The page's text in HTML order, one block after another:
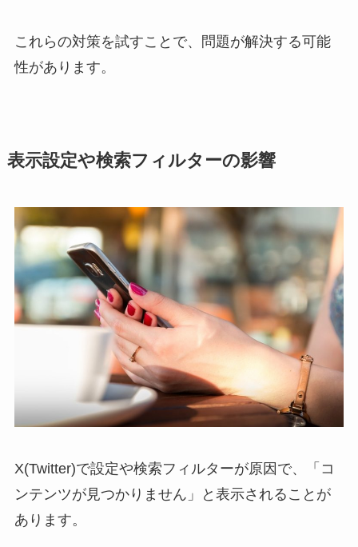
これらの対策を試すことで、問題が解決する可能
性があります。
表示設定や検索フィルターの影響
X(Twitter)で設定や検索フィルターが原因で、「コ
ンテンツが見つかりません」と表示されることが
あります。